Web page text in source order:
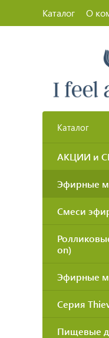
Каталог О
Каталог
АКЦИИ и
Эфирные
Смеси
on)
Эфирные
Серия
Пищевые